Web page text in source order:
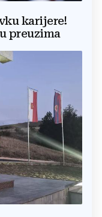
karijere!
preuzima